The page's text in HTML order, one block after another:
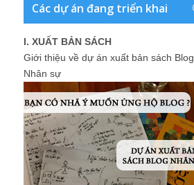
Các dự án đang triển khai
I. XUẤT BẢN SÁCH
Giới thiệu về dự án xuất bản sách Blog
Nhân sự